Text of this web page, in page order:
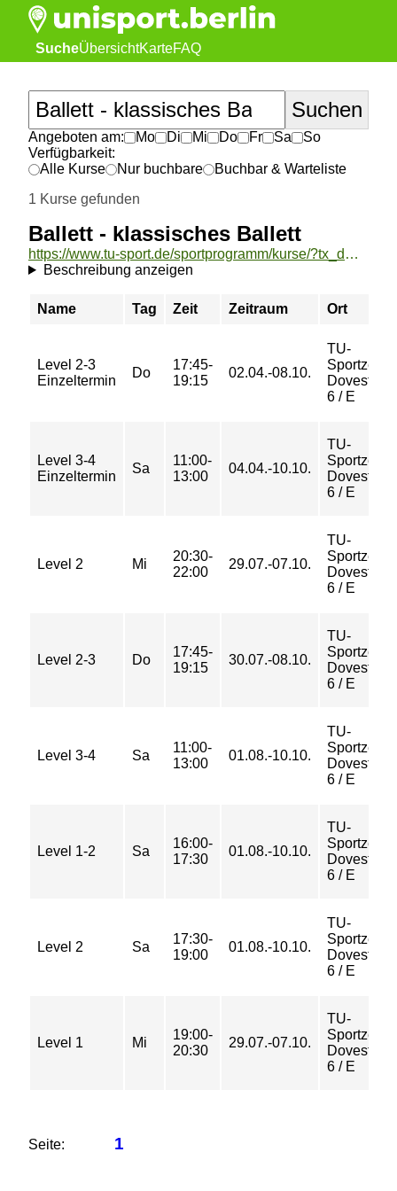
SucheÜbersichtKarteFAQ
Angeboten am: Mo Di Mi Do Fr Sa
So
Verfügbarkeit:
Alle Kurse
Nur buchbare
Buchbar & Warteliste
1 Kurse gefunden
Ballett - klassisches Ballett
https://www.tu-sport.de/sportprogramm/kurse/?tx_dwzeh_courses%5Baction%5D=show&tx_dwzeh_courses%5BsportsDescription%5D=15&cHash=63f7d22cccc507c0518bafe34d70f49c
Beschreibung anzeigen
Name Tag Zeit Zeitraum Ort
Level 2-3
Einzeltermin
Do
17:45-
19:15
02.04.-08.10.
TU-
6 / E
Level 3-4
Einzeltermin
Sa
11:00-
13:00
04.04.-10.10.
TU-
6 / E
Level 2 Mi
20:30-
22:00
29.07.-07.10.
TU-
6 / E
Level 2-3 Do
17:45-
19:15
30.07.-08.10.
TU-
6 / E
Level 3-4 Sa
11:00-
13:00
01.08.-10.10.
TU-
6 / E
Level 1-2 Sa
16:00-
17:30
01.08.-10.10.
TU-
6 / E
Level 2 Sa
17:30-
19:00
01.08.-10.10.
TU-
6 / E
Level 1 Mi
19:00-
20:30
29.07.-07.10.
TU-
6 / E
Seite: 1